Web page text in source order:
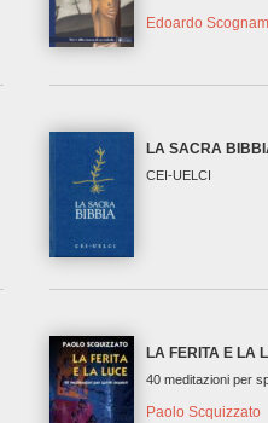
Edoardo
LA SACRA
CEI-UELCI
LA FERITA E LA
40 meditazioni per
Paolo Scquizzato